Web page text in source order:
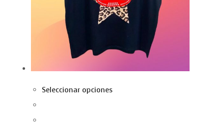
Seleccionar opciones